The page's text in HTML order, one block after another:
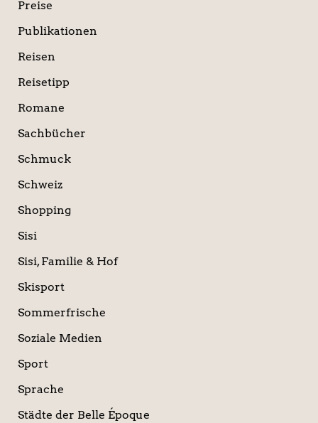
Preise
Publikationen
Reisen
Reisetipp
Romane
Sachbücher
Schmuck
Schweiz
Shopping
Sisi
Sisi, Familie & Hof
Skisport
Sommerfrische
Soziale Medien
Sport
Sprache
Städte der Belle Époque